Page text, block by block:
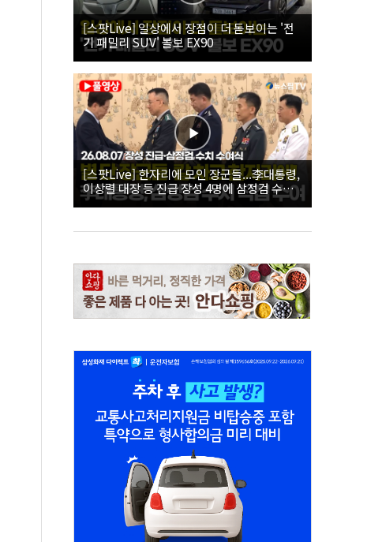
[스팟Live] 일상에서 장점이 더 돋보이는 '전
기 패밀리 SUV' 볼보 EX90
[스팟Live] 한자리에 모인 장군들...李대통령,
이상렬 대장 등 진급 장성 4명에 삼정검 수치
직접 수여｜26.08.07 장성 진급·삼정검 수치